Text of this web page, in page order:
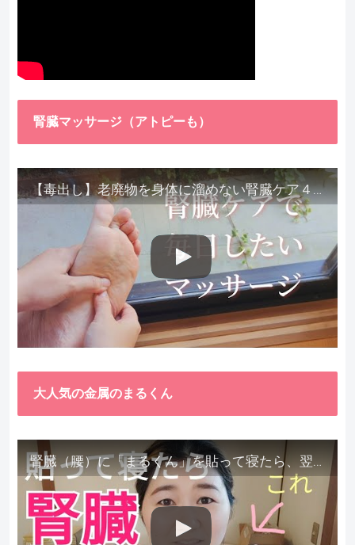
腎臓マッサージ（アトピーも）
【毒出し】老廃物を身体に溜めない腎臓ケア４種をご紹介します。
大人気の金属のまるくん
腎臓（腰）に「まるくん」を貼って寝たら、翌朝めちゃ楽でびっくりしました。腎臓叩いても痛くない！【お客様の声を試してみた】